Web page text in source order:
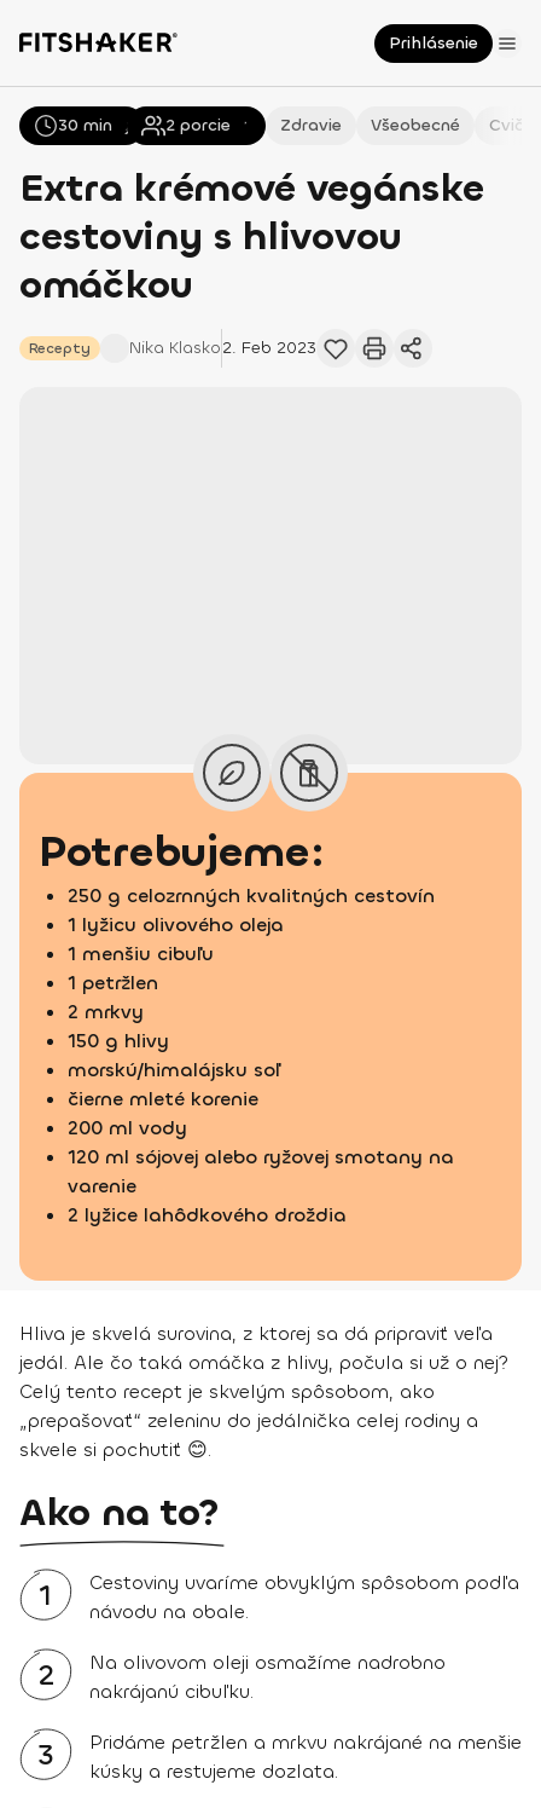
Prihlásenie
Všetky Recepty Zdravie Všeobecné
Extra krémové vegánske
cestoviny s hlivovou
omáčkou
Recepty Nika Klasko2. Feb 2023
30 min 2 porcie
Potrebujeme:
250 g celozrnných kvalitných cestovín
1 lyžicu olivového oleja
1 menšiu cibuľu
1 petržlen
2 mrkvy
150 g hlivy
morskú/himalájsku soľ
čierne mleté korenie
200 ml vody
120 ml sójovej alebo ryžovej smotany na
varenie
2 lyžice lahôdkového droždia
Hliva je skvelá surovina, z ktorej sa dá pripraviť veľa
jedál. Ale čo taká omáčka z hlivy, počula si už o nej?
Celý tento recept je skvelým spôsobom, ako
„prepašovať“ zeleninu do jedálnička celej rodiny a
skvele si pochutiť 😊.
Ako na to?
1
Cestoviny uvaríme obvyklým spôsobom podľa
návodu na obale.
2
Na olivovom oleji osmažíme nadrobno
nakrájanú cibuľku.
3
Pridáme petržlen a mrkvu nakrájané na menšie
kúsky a restujeme dozlata.